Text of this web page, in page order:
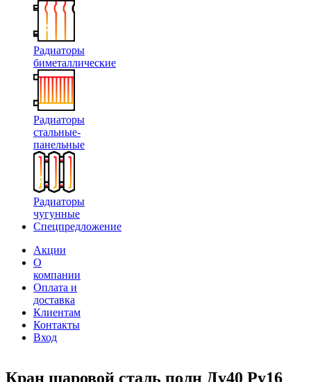
Радиаторы
биметаллические
Радиаторы
стальные-
панельные
Радиаторы
чугунные
Спецпредложение
Акции
О
компании
Оплата и
доставка
Клиентам
Контакты
Вход
Кран шаровой сталь полн Ду40 Ру16